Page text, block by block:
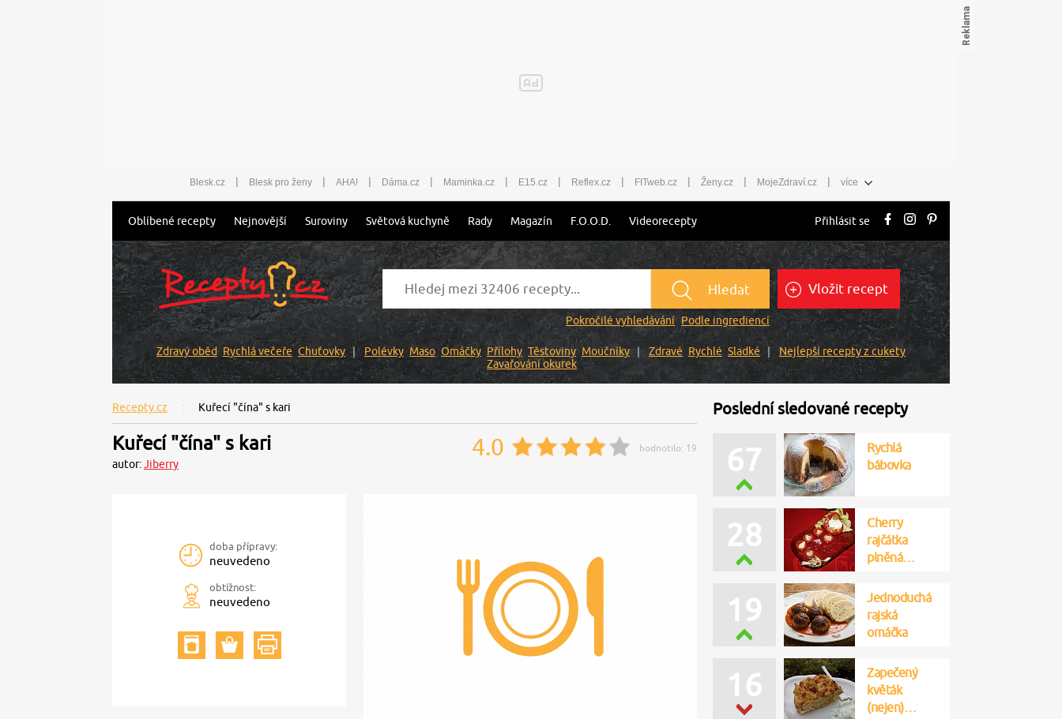
Blesk.cz | Blesk pro ženy | AHA! | Dáma.cz | Maminka.cz | E15.cz | Reflex.cz | FITweb.cz | Ženy.cz | MojeZdraví.cz | více
Oblíbené recepty Nejnovější Suroviny Světová kuchyně Rady Magazín F.O.O.D. Videorecepty Přihlásit se
Hledat
Pokročilé vyhledávání Podle ingrediencí
Vložit recept
Zdravý oběd Rychlá večeře Chuťovky Polévky Maso Omáčky Přílohy Těstoviny Moučníky Zdravé Rychlé Sladké
Nejlepší recepty z cukety
Zavařování okurek
Recepty.cz Kuřecí "čína" s kari
Kuřecí "čína" s kari
autor:Jiberry
4.0 hodnotilo: 19
doba přípravy:
neuvedeno
obtížnost:
neuvedeno
Poslední sledované recepty
67
Rychlá
bábovka
28
Cherry
rajčátka
plněná…
19
Jednoduchá
rajská
omáčka
16
Zapečený
květák
(nejen)…